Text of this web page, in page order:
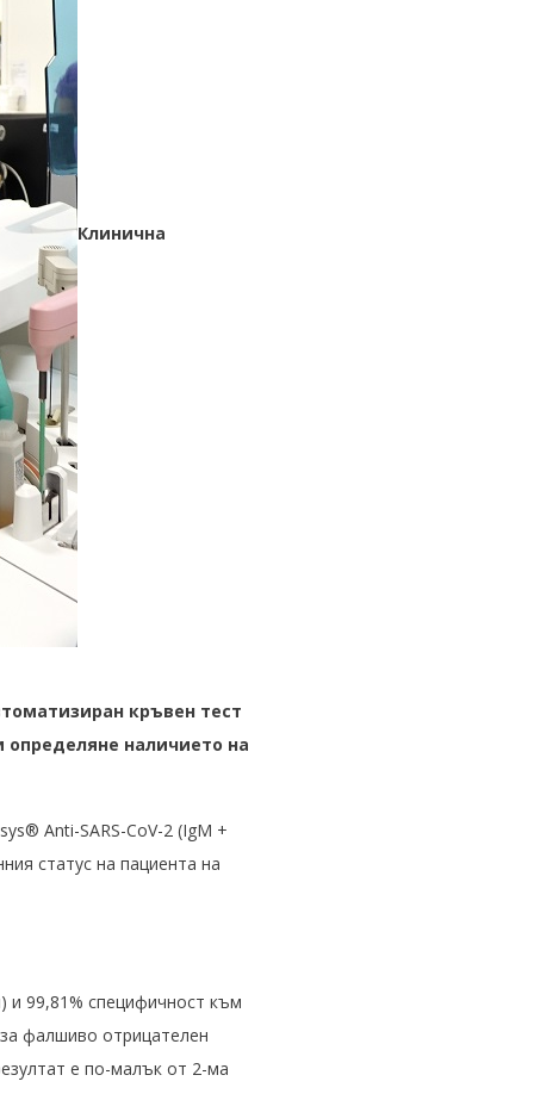
Клинична
кръвен тест
наличието на
Anti-SARS-CoV-2 (IgM +
статус на пациента на
и 99,81% специфичност към
фалшиво отрицателен
е по-малък от 2-ма